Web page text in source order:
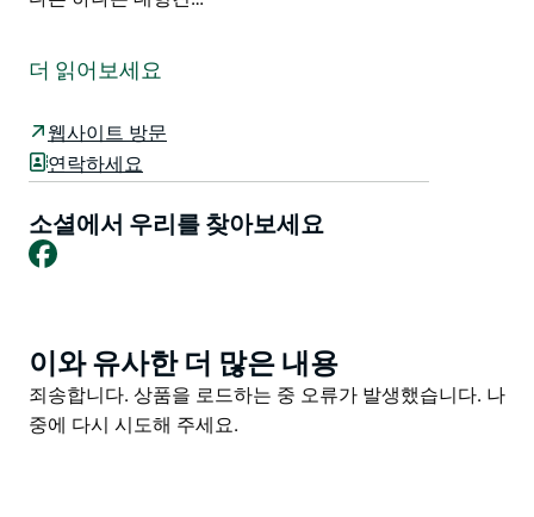
공간 중 하나입니다. 밝고 현대적이며 가족 친화적인 이
로운 놀이기구 장애인용 화장실 그늘진 벤치 바비큐 시설
그리고 더욱 쾌적하고 안전한 환경을 위한 친환경 조명과
특히 가족 단위 방문객에게 인기 있는 것은 공원에 상시
반려동물 동반자를 위해 퀸 엘리자베스 공원은 지역 최고
의 반려견 친화 시설을 자랑합니다. 완전히 울타리로 둘러
싸인 반려견 전용 공원에는 두 개의 구역으로 나뉜 운동
더 읽어보세요
웹사이트 방문
연락하세요
소셜에서 우리를 찾아보세요
Facebook
Product
List
이와 유사한 더 많은 내용
Product
List
죄송합니다. 상품을 로드하는 중 오류가 발생했습니다. 나
중에 다시 시도해 주세요.